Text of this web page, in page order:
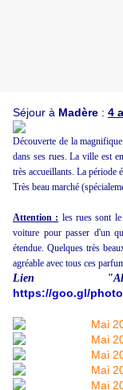
Séjour à Madère : 4
Découverte de la
dans ses rues. La ville est
très accueillants. La période
Très beau marché
Attention : les rues sont
voiture pour passer d'un
étendue. Quelques très
agréable avec tous ces
Lien
https://goo.gl/